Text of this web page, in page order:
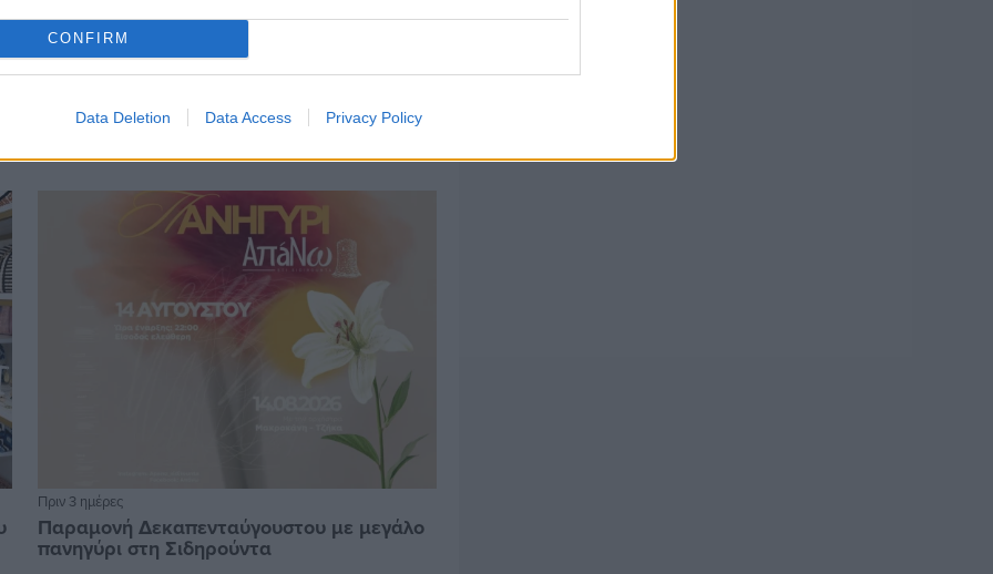
CONFIRM
Data Deletion Data Access Privacy Policy
Οδηγοί Δασικών Υπηρεσιών: Ζητούν
ένταξη στο ανθυγιεινό επίδομα
Πριν 3 ημέρες
Παραμονή Δεκαπενταύγουστου με μεγάλο
πανηγύρι στη Σιδηρούντα